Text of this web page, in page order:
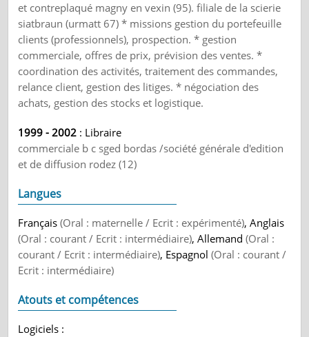
et contreplaqué magny en vexin (95). filiale de la scierie
siatbraun (urmatt 67) * missions gestion du portefeuille
clients (professionnels), prospection. * gestion
commerciale, offres de prix, prévision des ventes. *
coordination des activités, traitement des commandes,
relance client, gestion des litiges. * négociation des
achats, gestion des stocks et logistique.
1999 - 2002 : Libraire
commerciale b c sged bordas /société générale d'edition
et de diffusion rodez (12)
Langues
Français(Oral : maternelle / Ecrit : expérimenté), Anglais
(Oral : courant / Ecrit : intermédiaire), Allemand(Oral :
courant / Ecrit : intermédiaire), Espagnol(Oral : courant /
Ecrit : intermédiaire)
Atouts et compétences
Logiciels :